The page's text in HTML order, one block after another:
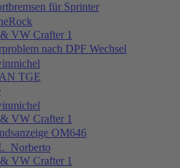
für Sprinter
VW Crafter 1
nach DPF Wechsel
TGE
VW Crafter 1
OM646
VW Crafter 1